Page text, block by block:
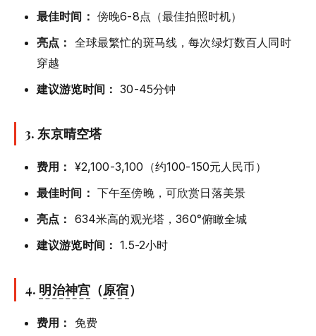
最佳时间： 傍晚6-8点（最佳拍照时机）
亮点： 全球最繁忙的斑马线，每次绿灯数百人同时
穿越
建议游览时间： 30-45分钟
3. 东京晴空塔
费用： ¥2,100-3,100（约100-150元人民币）
最佳时间： 下午至傍晚，可欣赏日落美景
亮点： 634米高的观光塔，360°俯瞰全城
建议游览时间： 1.5-2小时
4. 明治神宫 （原宿）
费用：
免费